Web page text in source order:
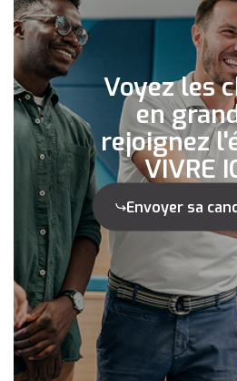
Voyez les
en
rejoignez
VIVRE
Envoyer sa